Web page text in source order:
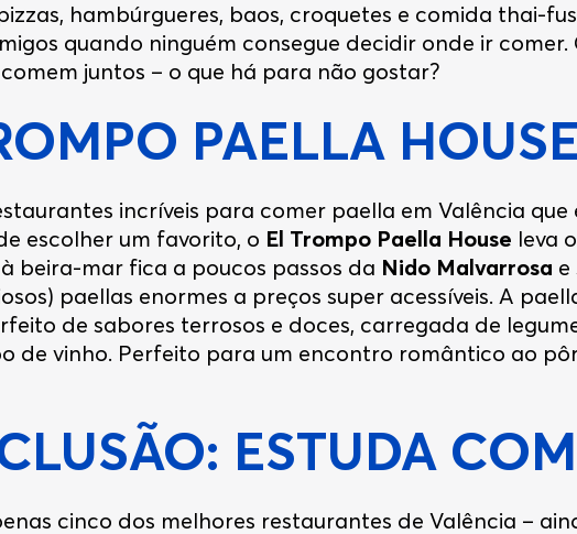
hambúrgueres, baos, croquetes e comida thai-
quando ninguém consegue decidir onde ir comer.
juntos – o que há para não gostar?
PAELLA
incríveis para comer paella em Valência que
escolher um favorito, o El Trompo Paella House leva
beira-mar fica a poucos passos da Nido Malvarrosa e
paellas enormes a preços super acessíveis. A
de sabores terrosos e doces, carregada de
de vinho. Perfeito para um encontro romântico ao
ESTUDA
cinco dos melhores restaurantes de Valência –